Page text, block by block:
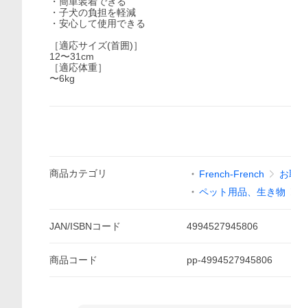
・子犬の負担を軽減
・安心して使用できる
［適応サイズ(首囲)］
12〜31cm
［適応体重］
〜6kg
商品カテゴリ French-French
ペット用品、生き物
JAN/ISBNコード 4994527945806
商品コード pp-4994527945806